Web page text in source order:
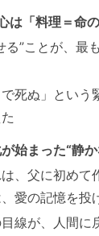
は「料理＝命
る”ことが、最
で死ぬ」とい
始まった“静
は、父に初め
愛の記憶を投
線が、人間に